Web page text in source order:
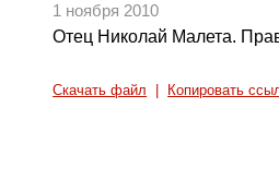
1 ноября 2010
Отец Николай Малета.
Скачать файл Копировать